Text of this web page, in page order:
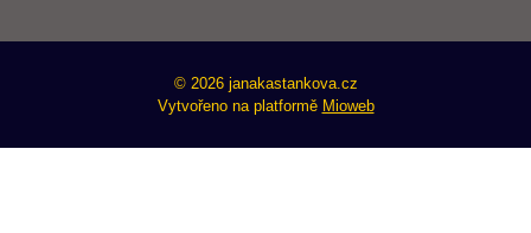
© 2026 janakastankova.cz
Vytvořeno na platformě Mioweb